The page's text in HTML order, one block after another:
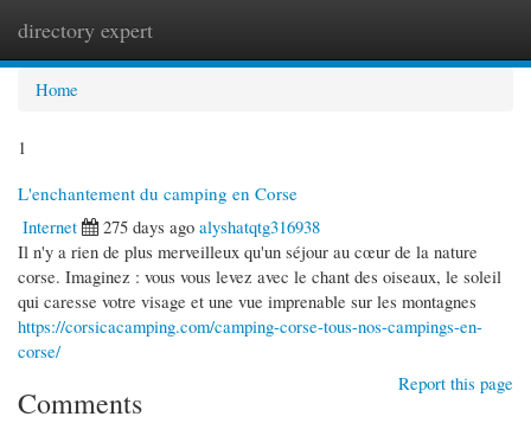
directory expert
Home
1
L'enchantement du camping en Corse
Internet
275 days ago alyshatqtg316938
Il n'y a rien de plus merveilleux qu'un séjour au cœur de la nature
corse. Imaginez : vous vous levez avec le chant des oiseaux, le soleil
qui caresse votre visage et une vue imprenable sur les montagnes
https://corsicacamping.com/camping-corse-tous-nos-campings-en-
corse/
Report this page
Comments